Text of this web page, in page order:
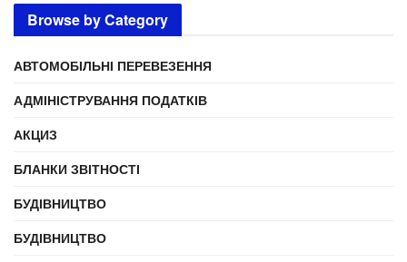
Browse by Category
АВТОМОБІЛЬНІ ПЕРЕВЕЗЕННЯ
АДМІНІСТРУВАННЯ ПОДАТКІВ
АКЦИЗ
БЛАНКИ ЗВІТНОСТІ
БУДІВНИЦТВО
БУДІВНИЦТВО